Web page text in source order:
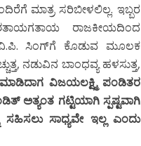
ಮಾತ್ರ ಸರಿಬೀಳಲಿಲ್ಲ. ಇಬ್ಬರ
ರಾಜಕೀಯದಿಂದ
ಸಿಂಗ್‍ಗೆ ಕೊಡುವ ಮೂಲಕ
ನಡುವಿನ ಬಾಂಧವ್ಯ ಹಳಸುತ್ತ,
ವಿಜಯಲಕ್ಷ್ಮಿ ಪಂಡಿತರ
ಅತ್ಯಂತ ಗಟ್ಟಿಯಾಗಿ ಸ್ಪಷ್ಟವಾಗಿ
ಸಾಧ್ಯವೇ ಇಲ್ಲ ಎಂದು